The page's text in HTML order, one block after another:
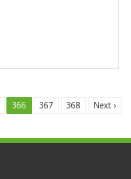
366 367 368 Next ›